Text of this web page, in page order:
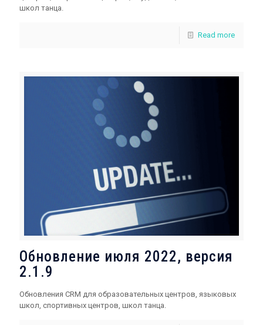
школ танца.
Read more
Обновление июля 2022, версия
2.1.9
Обновления CRM для образовательных центров, языковых
школ, спортивных центров, школ танца.